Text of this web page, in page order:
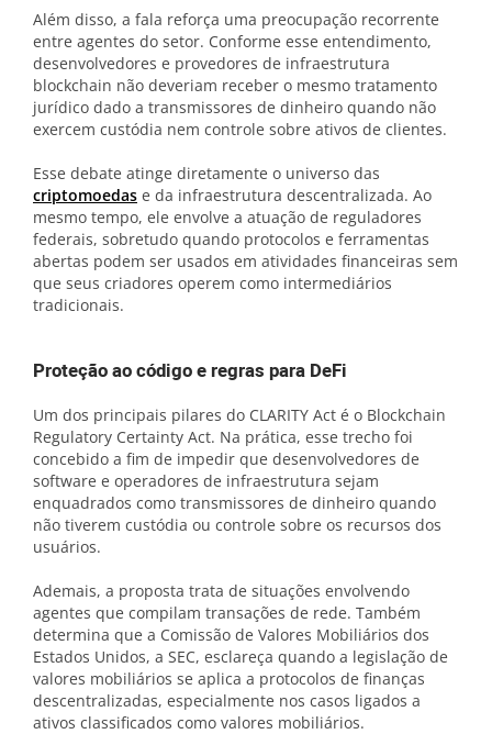
Além disso, a fala reforça uma preocupação recorrente
entre agentes do setor. Conforme esse entendimento,
desenvolvedores e provedores de infraestrutura
blockchain não deveriam receber o mesmo tratamento
jurídico dado a transmissores de dinheiro quando não
exercem custódia nem controle sobre ativos de clientes.
Esse debate atinge diretamente o universo das
criptomoedas e da infraestrutura descentralizada. Ao
mesmo tempo, ele envolve a atuação de reguladores
federais, sobretudo quando protocolos e ferramentas
abertas podem ser usados em atividades financeiras sem
que seus criadores operem como intermediários
tradicionais.
Proteção ao código e regras para DeFi
Um dos principais pilares do CLARITY Act é o Blockchain
Regulatory Certainty Act. Na prática, esse trecho foi
concebido a fim de impedir que desenvolvedores de
software e operadores de infraestrutura sejam
enquadrados como transmissores de dinheiro quando
não tiverem custódia ou controle sobre os recursos dos
usuários.
Ademais, a proposta trata de situações envolvendo
agentes que compilam transações de rede. Também
determina que a Comissão de Valores Mobiliários dos
Estados Unidos, a SEC, esclareça quando a legislação de
valores mobiliários se aplica a protocolos de finanças
descentralizadas, especialmente nos casos ligados a
ativos classificados como valores mobiliários.